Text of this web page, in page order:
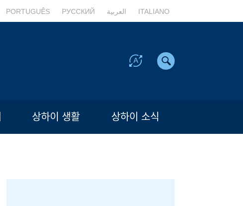
PORTUGUÊS РУССКИЙ العربية ITALIANO
상하이 생활 상하이 소식